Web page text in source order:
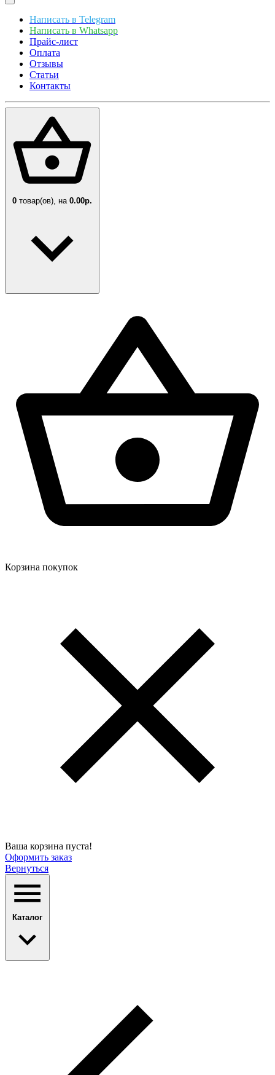
Написать в Telegram
Написать в Whatsapp
Прайс-лист
Оплата
Отзывы
Статьи
Контакты
0 товар(ов), на 0.00р.
Корзина покупок
Ваша корзина пуста!
Оформить заказ
Вернуться
Каталог